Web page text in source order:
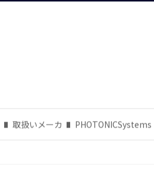
取扱いメーカ PHOTONICSystems